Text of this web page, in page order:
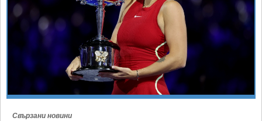
КЛУБОВЕ
ЖЪЛТО
Спорт&Фитнес
Свързани новини